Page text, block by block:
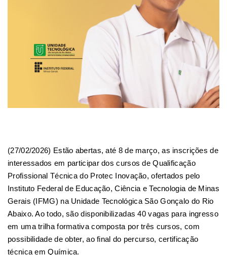
(27/02/2026) Estão abertas, até 8 de março, as inscrições de
interessados em participar dos cursos de Qualificação
Profissional Técnica do Protec Inovação, ofertados pelo
Instituto Federal de Educação, Ciência e Tecnologia de Minas
Gerais (IFMG) na Unidade Tecnológica São Gonçalo do Rio
Abaixo. Ao todo, são disponibilizadas 40 vagas para ingresso
em uma trilha formativa composta por três cursos, com
possibilidade de obter, ao final do percurso, certificação
técnica em Química.